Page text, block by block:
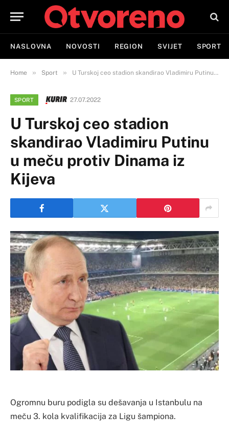
NASLOVNA NOVOSTI REGION SVIJET SPORT
Home » Sport » U Turskoj ceo stadion skandirao Vladimiru Putinu u meču protiv Dinama iz Kijeva
SPORT 27.07.2022
U Turskoj ceo stadion
skandirao Vladimiru Putinu
u meču protiv Dinama iz
Kijeva
Ogromnu buru podigla su dešavanja u Istanbulu na
meču 3. kola kvalifikacija za Ligu šampiona.